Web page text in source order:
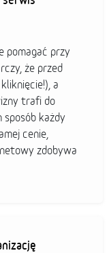
pomagać przy
że przed
a
trafi do
każdy
cenie,
zdobywa